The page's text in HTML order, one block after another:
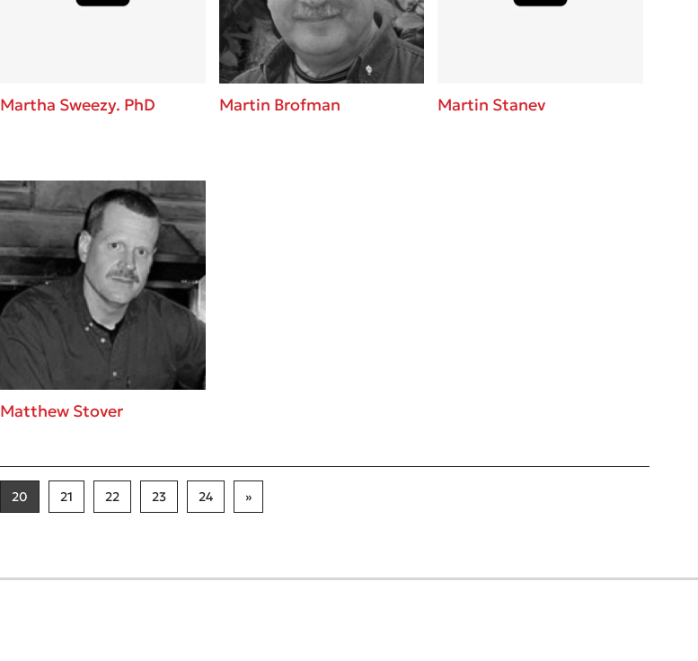
Martha Sweezy. PhD Martin Brofman Martin Stanev
Matthew Stover
20 21 22 23 24 »